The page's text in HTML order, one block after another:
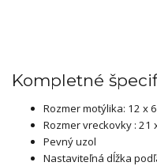
Kompletné
Rozmer motýlika: 12 x
Rozmer vreckovky : 21
Pevný uzol
Nastaviteľná dĺžka